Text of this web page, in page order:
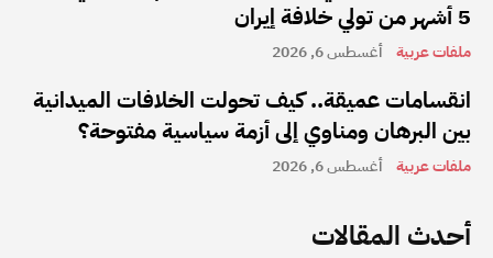
5 أشهر من تولي خلافة إيران
ملفات عربية أغسطس 6, 2026
انقسامات عميقة.. كيف تحولت الخلافات الميدانية
بين البرهان ومناوي إلى أزمة سياسية مفتوحة؟
ملفات عربية أغسطس 6, 2026
أحدث المقالات